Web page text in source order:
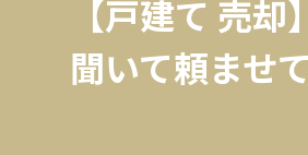
【戸建て 売
聞いて頼ませ